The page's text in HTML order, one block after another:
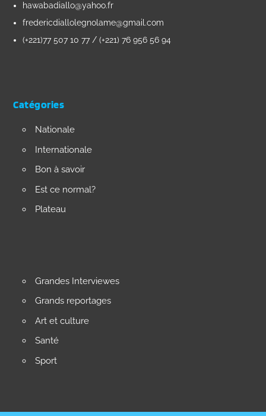
hawabadiallo@yahoo.fr
fredericdiallolegnolame@gmail.com
(+221)77 507 10 77 / (+221) 76 956 56 94
Catégories
Nationale
Internationale
Bon à savoir
Est ce normal?
Plateau
Grandes Interviewes
Grands reportages
Art et culture
Santé
Sport